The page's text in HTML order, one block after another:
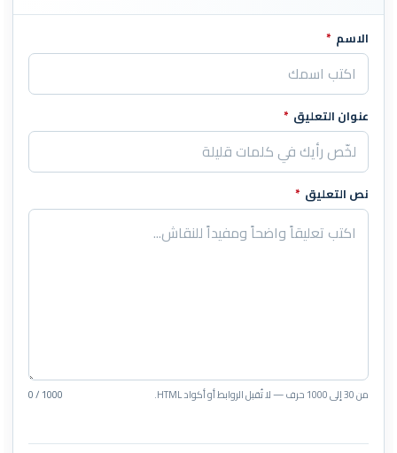
اترك هذا الحقل فارغاً
الاسم *
عنوان التعليق *
نص التعليق *
من 30 إلى 1000 حرف — لا تُقبل الروابط أو أكواد HTML. 0 / 1000